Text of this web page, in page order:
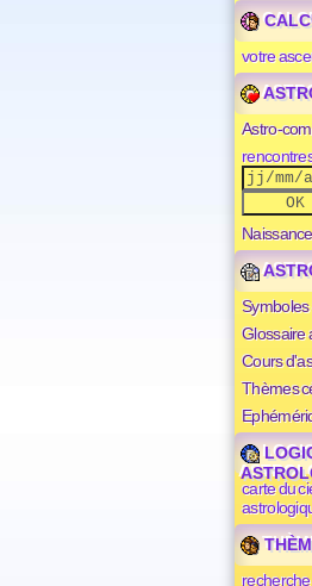
votre
Astro-
Glossaire
Cours
Thèmes
carte du